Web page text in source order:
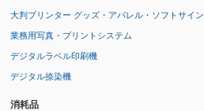
大判プリンター グッズ・アパレル・ソフトサイン
業務用写真・プリントシステム
デジタルラベル印刷機
デジタル捺染機
消耗品